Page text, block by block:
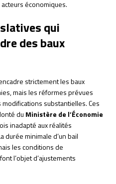
économiques.
qui
des baux
strictement les baux
mais les réformes prévues
substantielles. Ces
du Ministère de l’Économie
inadapté aux réalités
durée minimale d’un bail
les conditions de
l’objet d’ajustements